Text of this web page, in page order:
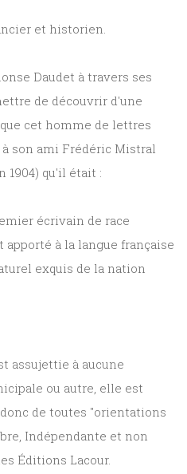
et historien.
Daudet à travers ses
de découvrir d'une
cet homme de lettres
son ami Frédéric Mistral
1904) qu'il était :
écrivain de race
à la langue française
exquis de la nation
assujettie à aucune
ou autre, elle est
de toutes "orientations
Indépendante et non
Éditions Lacour.